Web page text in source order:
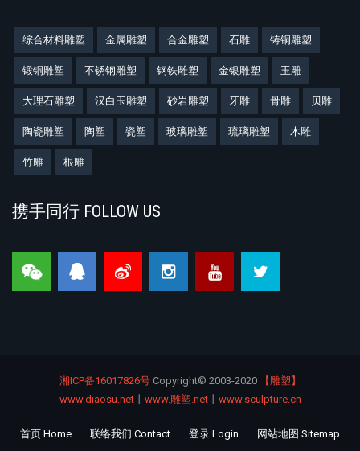
综合材料雕塑 金属雕塑 合金雕塑 石雕 铸铜雕塑
锻铜雕塑 不锈钢雕塑 钢铁雕塑 金银雕塑 玉雕
大理石雕塑 汉白玉雕塑 砂岩雕塑 牙雕 骨雕 贝雕
陶瓷雕塑 陶塑 瓷塑 玻璃雕塑 琉璃雕塑 木雕
竹雕 根雕
携手同行 FOLLOW US
湘ICP备16017826号Copyright© 2003-2020
【雕塑】
www.diaosu.net丨 www.雕塑.net丨 www.sculpture.cn
首页 Home 联络我们 Contact 登录 Login 网站地图 Sitemap